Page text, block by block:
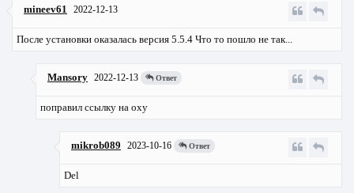
mineev61 2022-12-13
После установки оказалась версия 5.5.4 Что то пошло не так...
Mansory 2022-12-13 Ответ
поправил ссылку на oxy
mikrob089 2023-10-16 Ответ
Del